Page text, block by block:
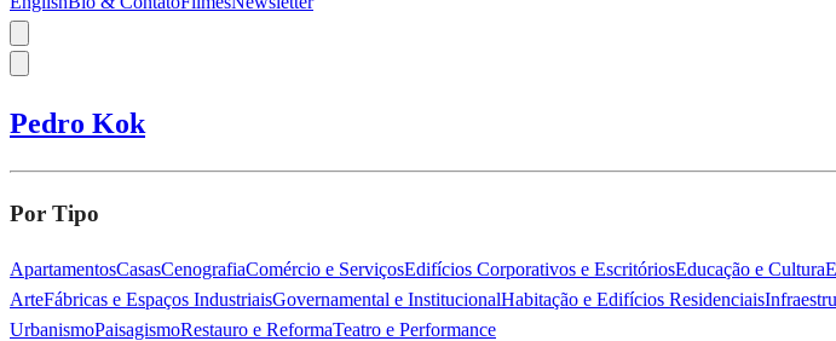
Pedro Kok
Por Tipo
ApartamentosCasasCenografiaComércio e ServiçosEdifícios Corporativos e EscritóriosEducação e Cultura
ArteFábricas e Espaços IndustriaisGovernamental e InstitucionalHabitação e Edifícios Residenciais
UrbanismoPaisagismoRestauro e ReformaTeatro e Performance